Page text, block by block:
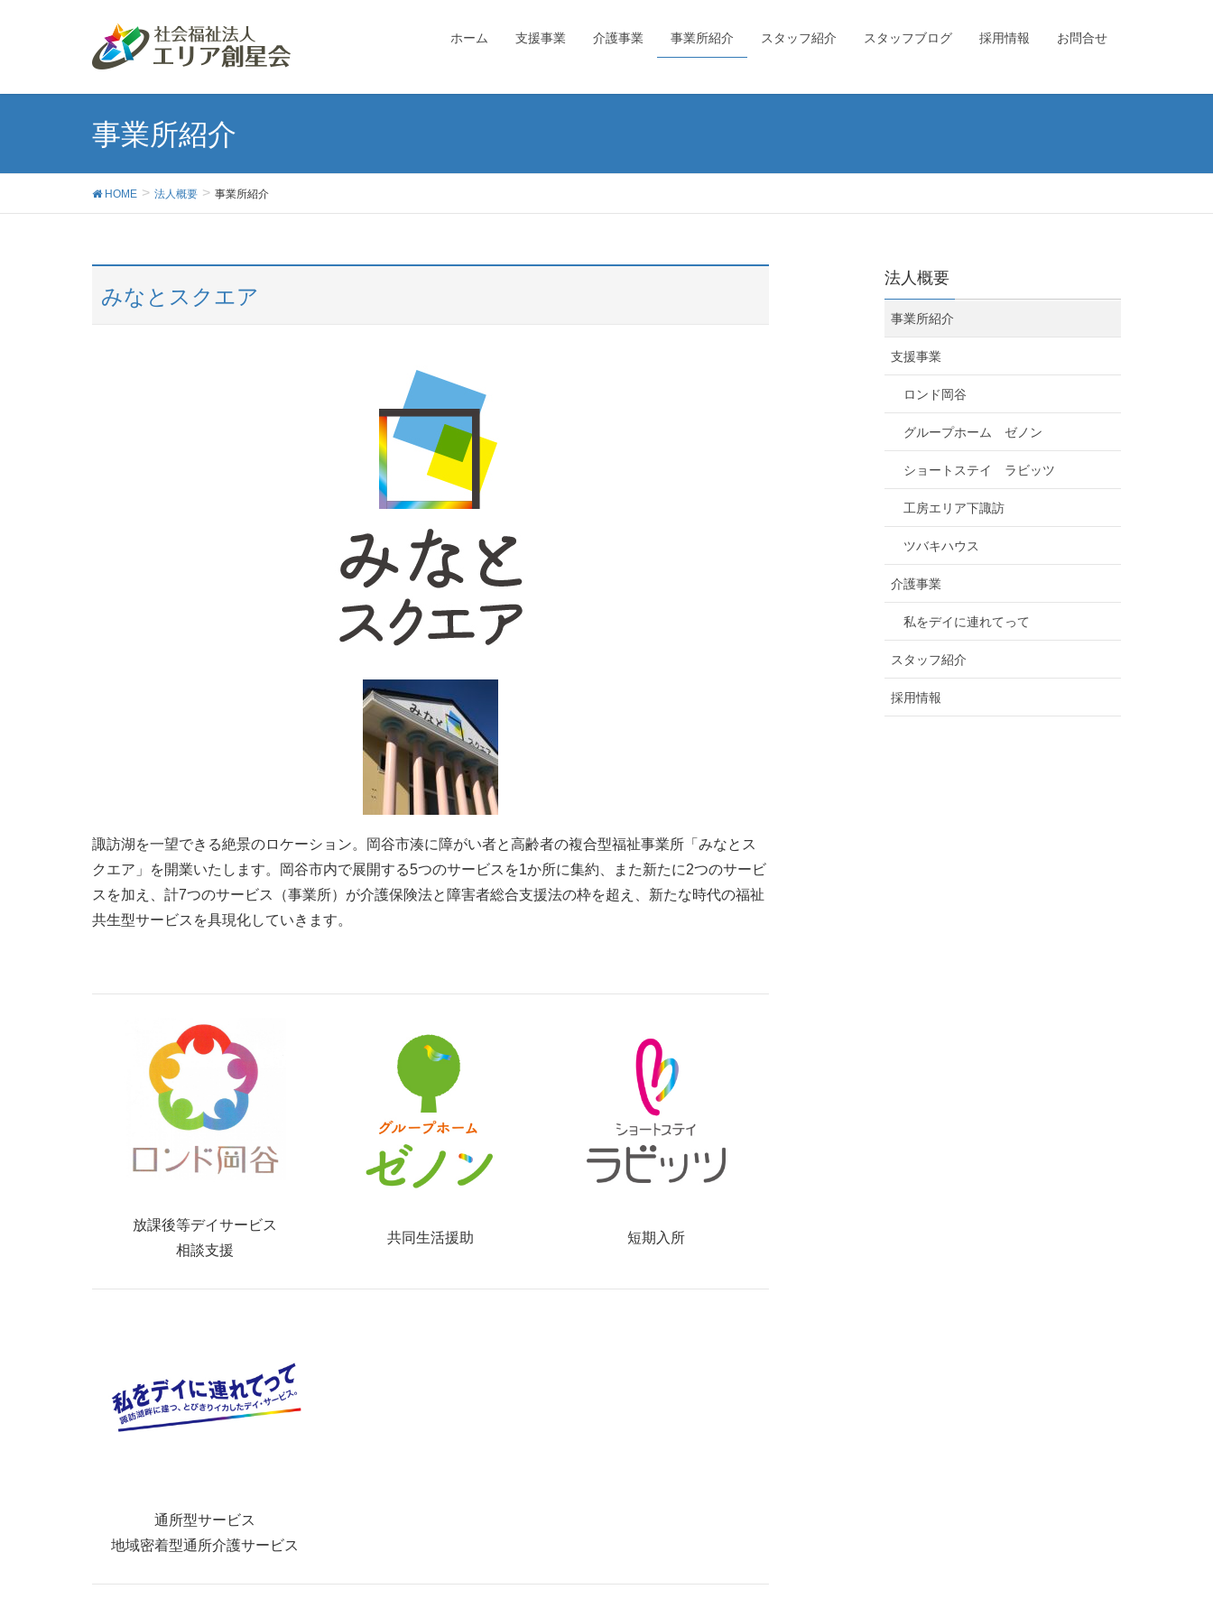
ホーム 支援事業 介護事業 事業所紹介 スタッフ紹介 スタッフブログ 採用情報 お問合せ
事業所紹介
HOME 法人概要 事業所紹介
みなとスクエア
諏訪湖を一望できる絶景のロケーション。岡谷市湊に障がい者と高齢者の複合型福祉事業所「みなとス
クエア」を開業いたします。岡谷市内で展開する5つのサービスを1か所に集約、また新たに2つのサービ
スを加え、 計7つのサービス（事業所）が介護保険法と障害者総合支援法の枠を超え、新たな時代の福祉
共生型サービスを具現化していきます。
放課後等デイサービス
相談支援
共同生活援助 短期入所
通所型サービス
地域密着型通所介護サービス
法人概要
事業所紹介
支援事業
ロンド岡谷
グループホーム ゼノン
ショートステイ ラビッツ
工房エリア下諏訪
ツバキハウス
介護事業
私をデイに連れてって
スタッフ紹介
採用情報